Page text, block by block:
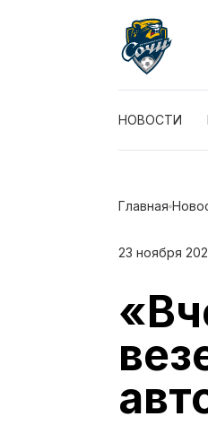
НОВОСТИ
Главная
23 ноября